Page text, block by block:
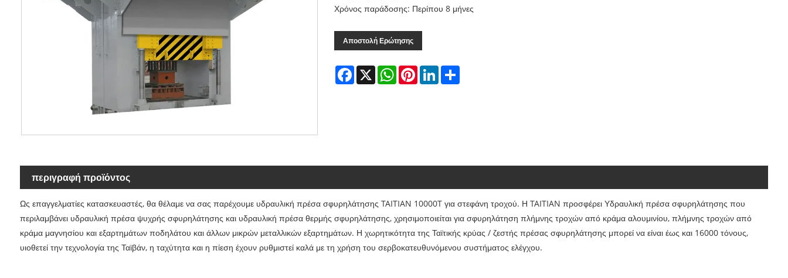
Χρόνος παράδοσης: Περίπου 8 μήνες
Αποστολή Ερώτησης
Facebook
X WhatsAppPinterestLinkedInShare
περιγραφή προϊόντος
Ως επαγγελματίες κατασκευαστές, θα θέλαμε να σας παρέχουμε υδραυλική πρέσα σφυρηλάτησης TAITIAN 10000T για στεφάνη τροχού. Η TAITIAN προσφέρει Υδραυλική πρέσα σφυρηλάτησης που
περιλαμβάνει υδραυλική πρέσα ψυχρής σφυρηλάτησης και υδραυλική πρέσα θερμής σφυρηλάτησης, χρησιμοποιείται για σφυρηλάτηση πλήμνης τροχών από κράμα αλουμινίου, πλήμνης τροχών από
κράμα μαγνησίου και εξαρτημάτων ποδηλάτου και άλλων μικρών μεταλλικών εξαρτημάτων. Η χωρητικότητα της Ταϊτικής κρύας / ζεστής πρέσας σφυρηλάτησης μπορεί να είναι έως και 16000 τόνους,
υιοθετεί την τεχνολογία της Ταϊβάν, η ταχύτητα και η πίεση έχουν ρυθμιστεί καλά με τη χρήση του σερβοκατευθυνόμενου συστήματος ελέγχου.